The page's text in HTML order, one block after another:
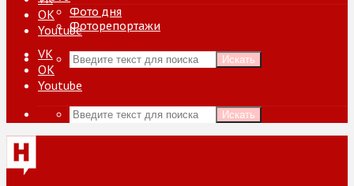
ОК
Youtube
Искать
Фото дня
Фоторепортажи
VK
ОК
Youtube
Искать